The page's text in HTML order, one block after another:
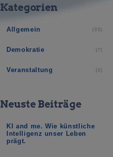
Kategorien
Allgemein (35)
Demokratie (7)
Veranstaltung (2)
Neuste Beiträge
KI and me. Wie künstliche
Intelligenz unser Leben
prägt.